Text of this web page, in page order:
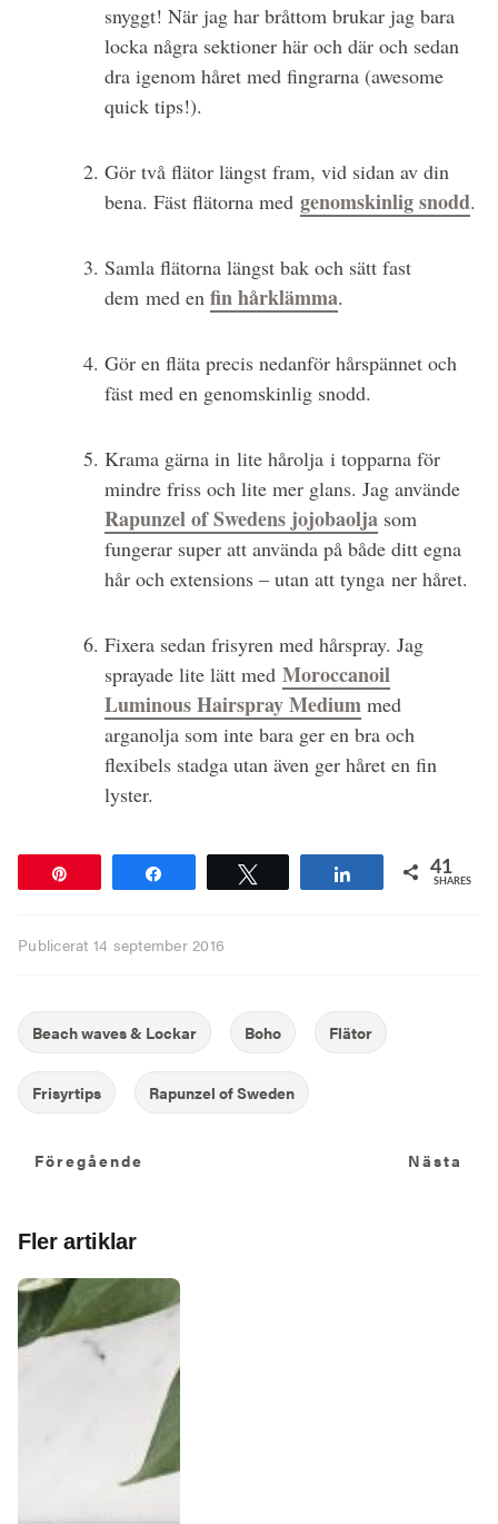
snyggt! När jag har bråttom brukar jag bara
locka några sektioner här och där och sedan
dra igenom håret med fingrarna (awesome
quick tips!).
Gör två flätor längst fram, vid sidan av din
bena. Fäst flätorna med genomskinlig snodd.
Samla flätorna längst bak och sätt fast
dem med en fin hårklämma.
Gör en fläta precis nedanför hårspännet och
fäst med en genomskinlig snodd.
Krama gärna in lite hårolja i topparna för
mindre friss och lite mer glans. Jag använde
Rapunzel of Swedens jojobaolja som
fungerar super att använda på både ditt egna
hår och extensions – utan att tynga ner håret.
Fixera sedan frisyren med hårspray. Jag
sprayade lite lätt med Moroccanoil
Luminous Hairspray Medium med
arganolja som inte bara ger en bra och
flexibels stadga utan även ger håret en fin
lyster.
Share 41
SHARES
Publicerat 14 september 2016
Föregående
Föregående Nästa
Fler artiklar